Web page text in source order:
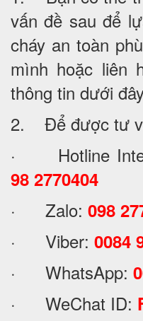
vấn đề sau để
cháy an toàn
mình hoặc liên
thông tin dưới
2. Để được tư
· Hotline
98 2770404
· Zalo: 098
· Viber: 0084
· WhatsApp:
· WeChat ID: